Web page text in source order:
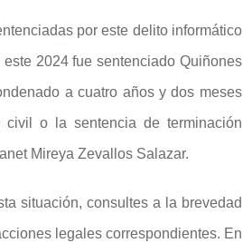
por este delito informático
2024 fue sentenciado Quiñones
a cuatro años y dos meses
o la sentencia de terminación
Mireya Zevallos Salazar.
situación, consultes a la brevedad
legales correspondientes. En